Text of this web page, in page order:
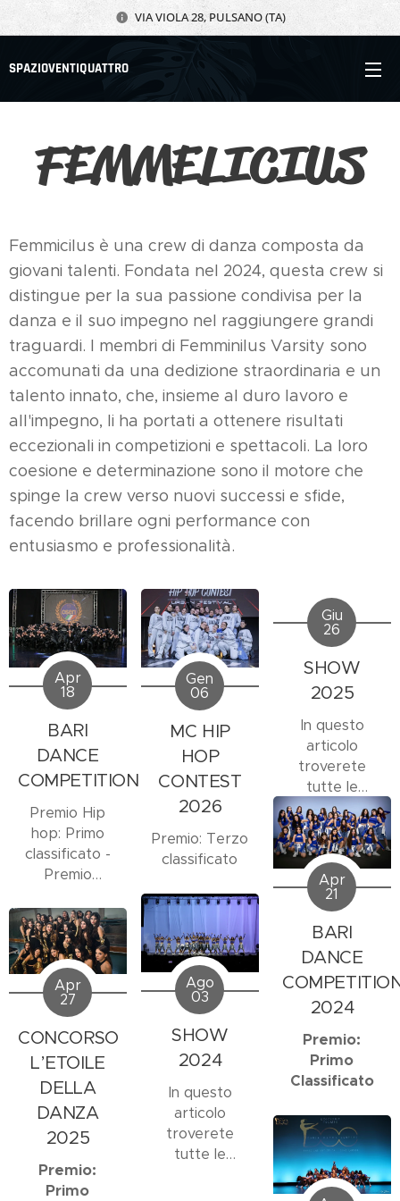
VIA VIOLA 28, PULSANO (TA)
SPAZIOVENTIQUATTRO
FEMMELICIUS
Femmicilus è una crew di danza composta da
giovani talenti. Fondata nel 2024, questa crew si
distingue per la sua passione condivisa per la
danza e il suo impegno nel raggiungere grandi
traguardi. I membri di Femminilus Varsity sono
accomunati da una dedizione straordinaria e un
talento innato, che, insieme al duro lavoro e
all'impegno, li ha portati a ottenere risultati
eccezionali in competizioni e spettacoli. La loro
coesione e determinazione sono il motore che
spinge la crew verso nuovi successi e sfide,
facendo brillare ogni performance con
entusiasmo e professionalità.
Apr
18
BARI
DANCE
COMPETITION
Premio Hip
hop: Primo
classificato -
Premio
Primo
classificato
Gen
06
MC HIP
HOP
CONTEST
2026
Premio: Terzo
classificato
Giu
26
SHOW
2025
In questo
articolo
troverete
tutte le
esibizioni, gli
show e le
performance
dove
Femmelicius
Varsity sono
stati ospiti,
invitati o
hanno
partecipato ai
vari eventi.
Qui di seguito
sono elencati
gli eventi del
Apr
27
CONCORSO
L’ETOILE
DELLA
DANZA
2025
Premio:
Primo
Ago
03
SHOW
2024
In questo
articolo
troverete
tutte le
Apr
21
BARI
DANCE
2024
Premio:
Primo
Classificato